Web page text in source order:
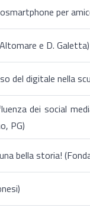
per
e D. Galetta)
del digitale nella
dei social
PG)
bella storia!